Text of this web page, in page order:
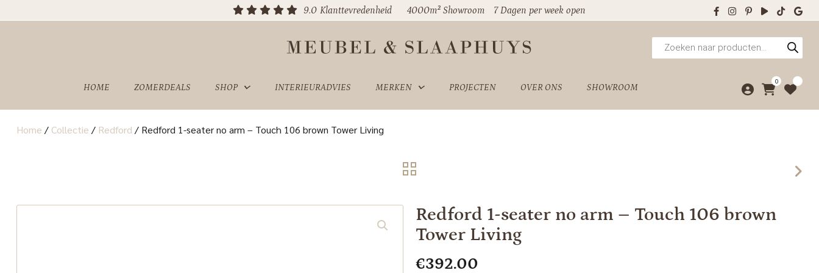
9.0 Klanttevredenheid 4000m² Showroom 7 Dagen per week open
Producten
zoeken
HOME ZOMERDEALS SHOP INTERIEURADVIES MERKEN PROJECTEN OVER ONS SHOWROOM
0
Home / Collectie / Redford / Redford 1-seater no arm – Touch 106 brown Tower Living
Redford 1-seater no arm – Touch 106 brown
Tower Living
€392.00